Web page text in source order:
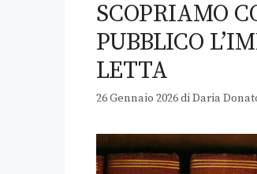
SCOPRIAMO
PUBBLICO
LETTA
26 Gennaio 2026diDaria